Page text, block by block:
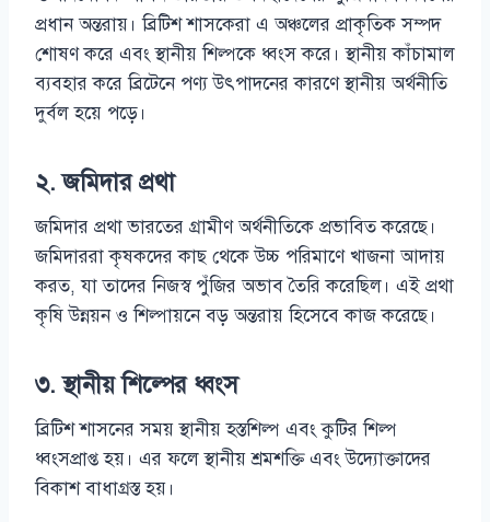
প্রধান অন্তরায়। ব্রিটিশ শাসকেরা এ অঞ্চলের প্রাকৃতিক সম্পদ
শোষণ করে এবং স্থানীয় শিল্পকে ধ্বংস করে। স্থানীয় কাঁচামাল
ব্যবহার করে ব্রিটেনে পণ্য উৎপাদনের কারণে স্থানীয় অর্থনীতি
দুর্বল হয়ে পড়ে।
২. জমিদার প্রথা
জমিদার প্রথা ভারতের গ্রামীণ অর্থনীতিকে প্রভাবিত করেছে।
জমিদাররা কৃষকদের কাছ থেকে উচ্চ পরিমাণে খাজনা আদায়
করত, যা তাদের নিজস্ব পুঁজির অভাব তৈরি করেছিল। এই প্রথা
কৃষি উন্নয়ন ও শিল্পায়নে বড় অন্তরায় হিসেবে কাজ করেছে।
৩. স্থানীয় শিল্পের ধ্বংস
ব্রিটিশ শাসনের সময় স্থানীয় হস্তশিল্প এবং কুটির শিল্প
ধ্বংসপ্রাপ্ত হয়। এর ফলে স্থানীয় শ্রমশক্তি এবং উদ্যোক্তাদের
বিকাশ বাধাগ্রস্ত হয়।